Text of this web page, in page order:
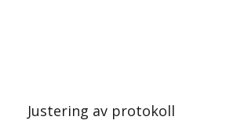
Justering av protokoll